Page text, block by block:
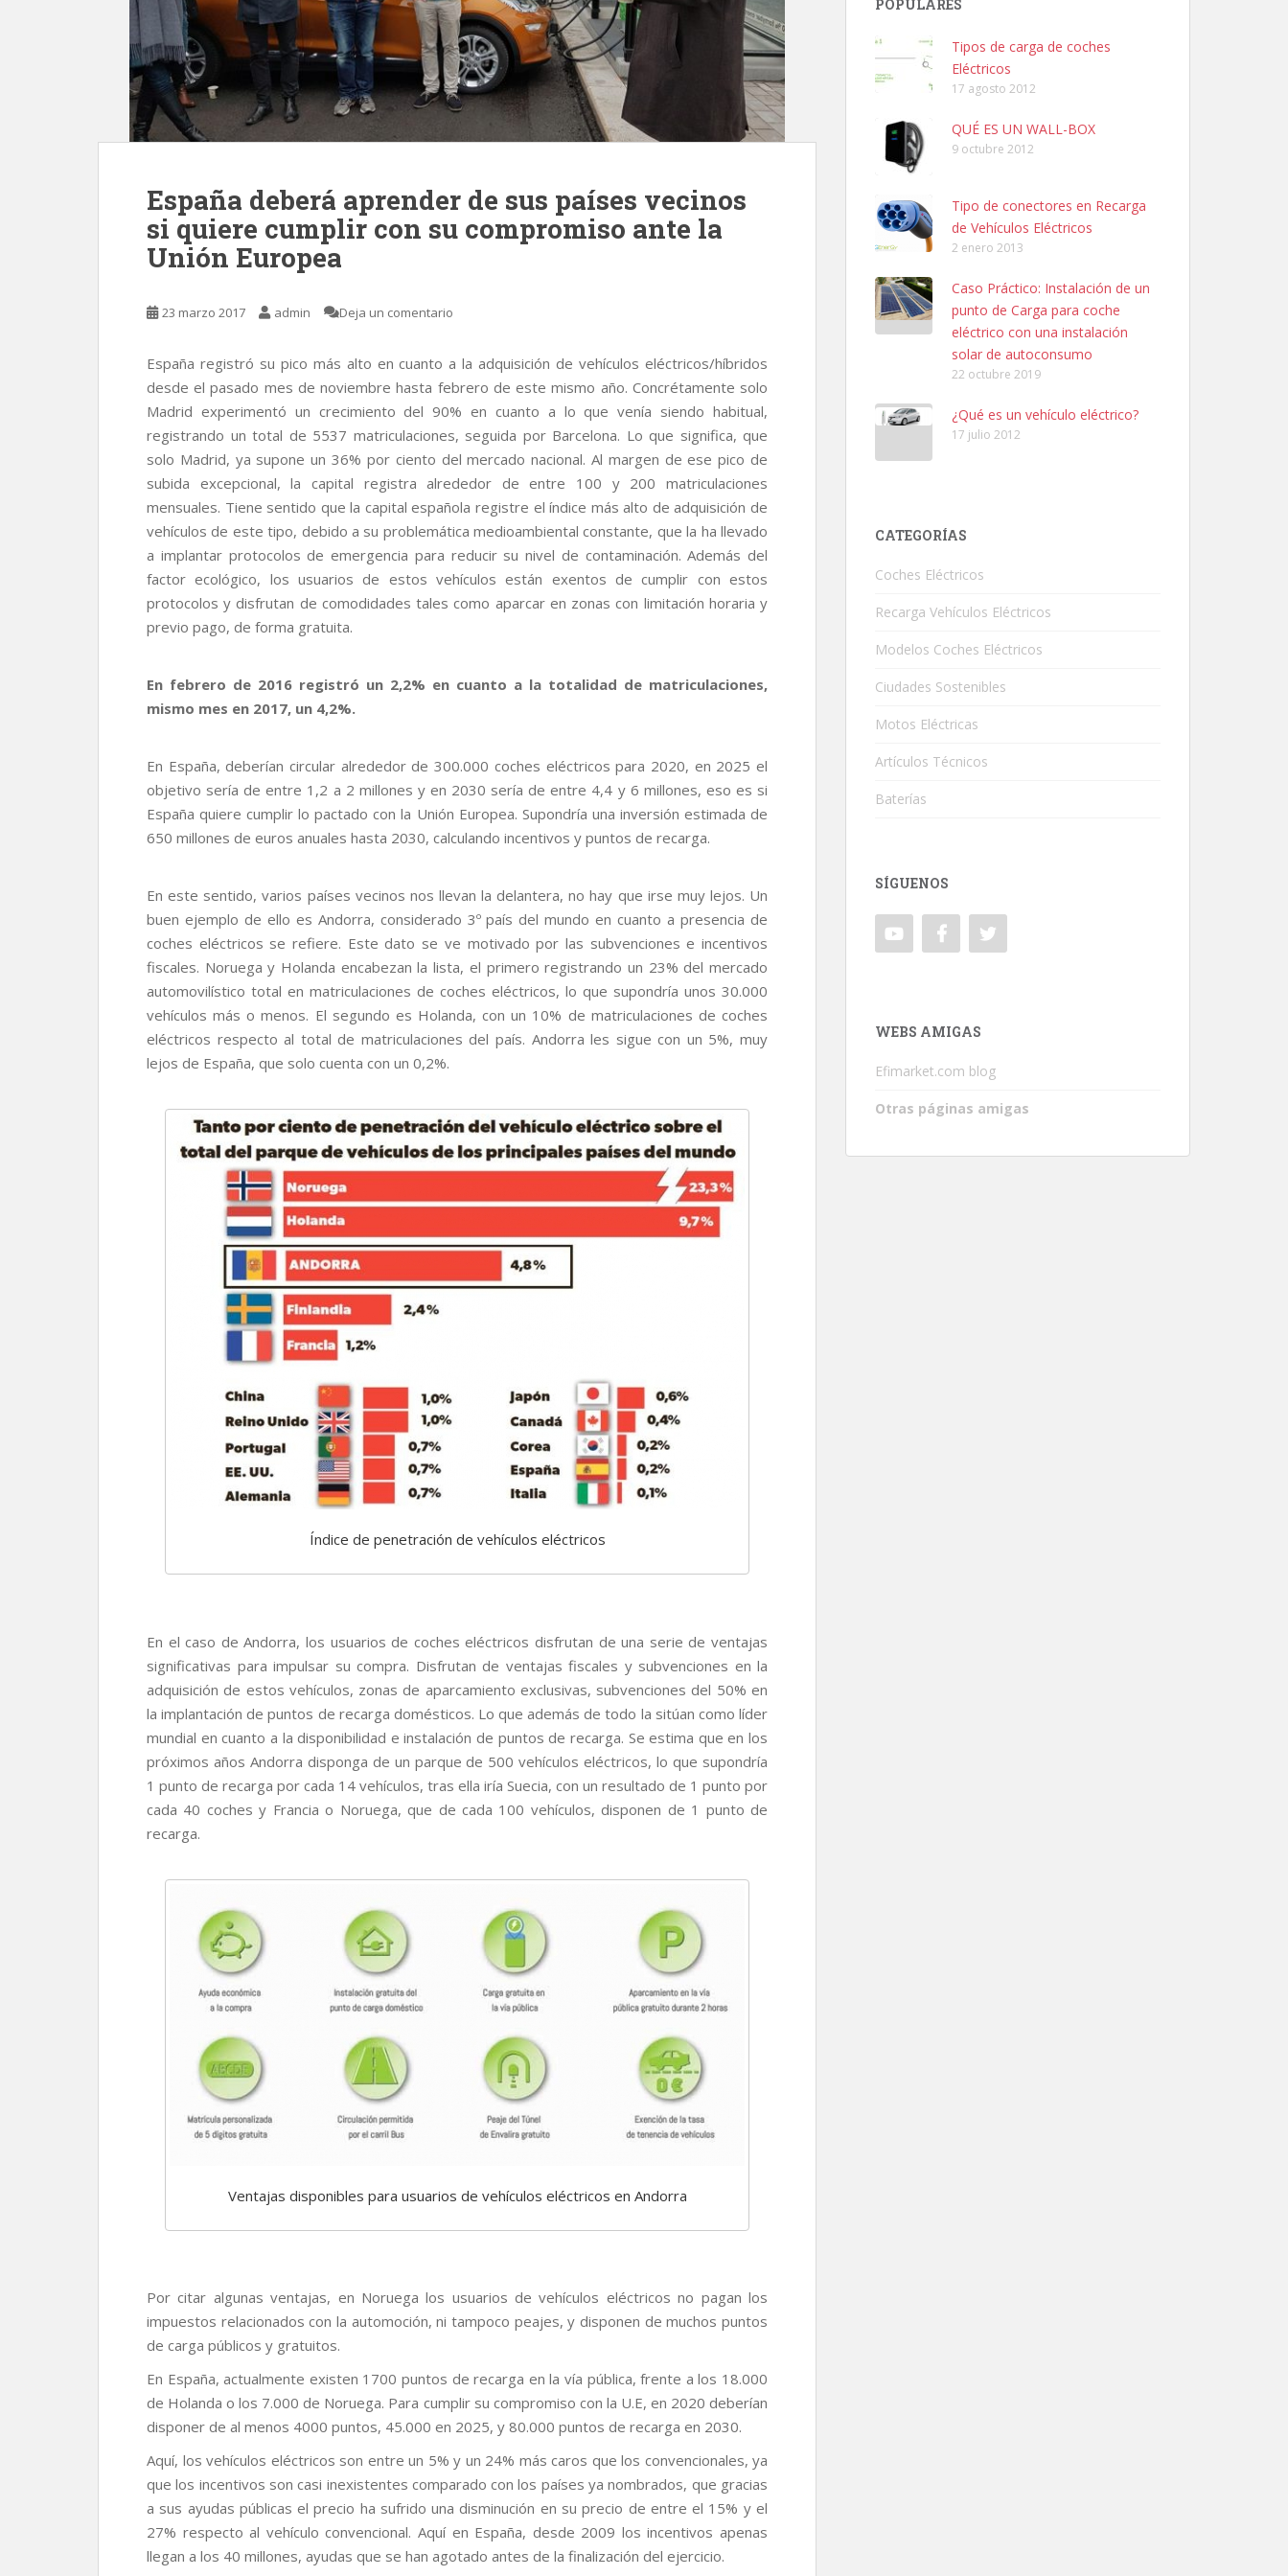
España deberá aprender de sus países vecinos
si quiere cumplir con su compromiso ante la
Unión Europea
23 marzo 2017 admin Deja un comentario
España registró su pico más alto en cuanto a la adquisición de vehículos eléctricos/híbridos
desde el pasado mes de noviembre hasta febrero de este mismo año. Concrétamente solo
Madrid experimentó un crecimiento del 90% en cuanto a lo que venía siendo habitual,
registrando un total de 5537 matriculaciones, seguida por Barcelona. Lo que significa, que
solo Madrid, ya supone un 36% por ciento del mercado nacional. Al margen de ese pico de
subida excepcional, la capital registra alrededor de entre 100 y 200 matriculaciones
mensuales. Tiene sentido que la capital española registre el índice más alto de adquisición de
vehículos de este tipo, debido a su problemática medioambiental constante, que la ha llevado
a implantar protocolos de emergencia para reducir su nivel de contaminación. Además del
factor ecológico, los usuarios de estos vehículos están exentos de cumplir con estos
protocolos y disfrutan de comodidades tales como aparcar en zonas con limitación horaria y
previo pago, de forma gratuita.
En febrero de 2016 registró un 2,2% en cuanto a la totalidad de matriculaciones,
mismo mes en 2017, un 4,2%.
En España, deberían circular alrededor de 300.000 coches eléctricos para 2020, en 2025 el
objetivo sería de entre 1,2 a 2 millones y en 2030 sería de entre 4,4 y 6 millones, eso es si
España quiere cumplir lo pactado con la Unión Europea. Supondría una inversión estimada de
650 millones de euros anuales hasta 2030, calculando incentivos y puntos de recarga.
En este sentido, varios países vecinos nos llevan la delantera, no hay que irse muy lejos. Un
buen ejemplo de ello es Andorra, considerado 3º país del mundo en cuanto a presencia de
coches eléctricos se refiere. Este dato se ve motivado por las subvenciones e incentivos
fiscales. Noruega y Holanda encabezan la lista, el primero registrando un 23% del mercado
automovilístico total en matriculaciones de coches eléctricos, lo que supondría unos 30.000
vehículos más o menos. El segundo es Holanda, con un 10% de matriculaciones de coches
eléctricos respecto al total de matriculaciones del país. Andorra les sigue con un 5%, muy
lejos de España, que solo cuenta con un 0,2%.
Índice de penetración de vehículos eléctricos
En el caso de Andorra, los usuarios de coches eléctricos disfrutan de una serie de ventajas
significativas para impulsar su compra. Disfrutan de ventajas fiscales y subvenciones en la
adquisición de estos vehículos, zonas de aparcamiento exclusivas, subvenciones del 50% en
la implantación de puntos de recarga domésticos. Lo que además de todo la sitúan como líder
mundial en cuanto a la disponibilidad e instalación de puntos de recarga. Se estima que en los
próximos años Andorra disponga de un parque de 500 vehículos eléctricos, lo que supondría
1 punto de recarga por cada 14 vehículos, tras ella iría Suecia, con un resultado de 1 punto por
cada 40 coches y Francia o Noruega, que de cada 100 vehículos, disponen de 1 punto de
recarga.
Ventajas disponibles para usuarios de vehículos eléctricos en Andorra
Por citar algunas ventajas, en Noruega los usuarios de vehículos eléctricos no pagan los
impuestos relacionados con la automoción, ni tampoco peajes, y disponen de muchos puntos
de carga públicos y gratuitos.
En España, actualmente existen 1700 puntos de recarga en la vía pública, frente a los 18.000
de Holanda o los 7.000 de Noruega. Para cumplir su compromiso con la U.E, en 2020 deberían
disponer de al menos 4000 puntos, 45.000 en 2025, y 80.000 puntos de recarga en 2030.
Aquí, los vehículos eléctricos son entre un 5% y un 24% más caros que los convencionales, ya
que los incentivos son casi inexistentes comparado con los países ya nombrados, que gracias
a sus ayudas públicas el precio ha sufrido una disminución en su precio de entre el 15% y el
27% respecto al vehículo convencional. Aquí en España, desde 2009 los incentivos apenas
llegan a los 40 millones, ayudas que se han agotado antes de la finalización del ejercicio.
POPULARES
Tipos de carga de coches
Eléctricos
17 agosto 2012
QUÉ ES UN WALL-BOX
9 octubre 2012
Tipo de conectores en Recarga
de Vehículos Eléctricos
2 enero 2013
Caso Práctico: Instalación de un
punto de Carga para coche
eléctrico con una instalación
solar de autoconsumo
22 octubre 2019
¿Qué es un vehículo eléctrico?
17 julio 2012
CATEGORÍAS
Coches Eléctricos
Recarga Vehículos Eléctricos
Modelos Coches Eléctricos
Ciudades Sostenibles
Motos Eléctricas
Artículos Técnicos
Baterías
SÍGUENOS
WEBS AMIGAS
Efimarket.com blog
Otras páginas amigas